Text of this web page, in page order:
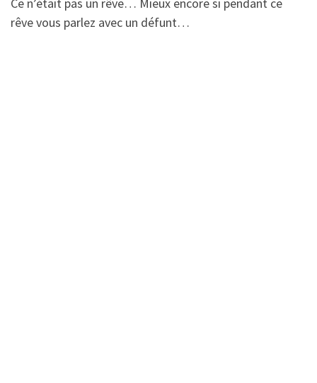
rêve vous parlez avec un défunt…